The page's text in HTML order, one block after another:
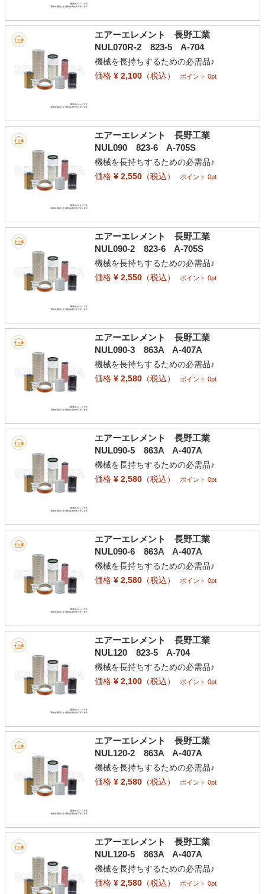
エアーエレメント 長野工業
NUL070R-2 823-5 A-704
機械を長持ちするための必需品♪
価格¥ 2,100（税込） ポイント 0pt
エアーエレメント 長野工業
NUL090 823-6 A-705S
機械を長持ちするための必需品♪
価格¥ 2,550（税込） ポイント 0pt
エアーエレメント 長野工業
NUL090-2 823-6 A-705S
機械を長持ちするための必需品♪
価格¥ 2,550（税込） ポイント 0pt
エアーエレメント 長野工業
NUL090-3 863A A-407A
機械を長持ちするための必需品♪
価格¥ 2,580（税込） ポイント 0pt
エアーエレメント 長野工業
NUL090-5 863A A-407A
機械を長持ちするための必需品♪
価格¥ 2,580（税込） ポイント 0pt
エアーエレメント 長野工業
NUL090-6 863A A-407A
機械を長持ちするための必需品♪
価格¥ 2,580（税込） ポイント 0pt
エアーエレメント 長野工業
NUL120 823-5 A-704
機械を長持ちするための必需品♪
価格¥ 2,100（税込） ポイント 0pt
エアーエレメント 長野工業
NUL120-2 863A A-407A
機械を長持ちするための必需品♪
価格¥ 2,580（税込） ポイント 0pt
エアーエレメント 長野工業
NUL120-5 863A A-407A
機械を長持ちするための必需品♪
価格¥ 2,580（税込） ポイント 0pt